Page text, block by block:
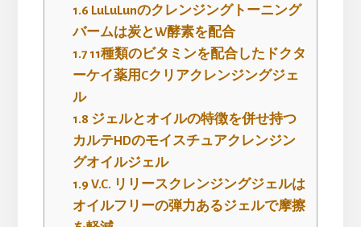
1.6 LuLuLunのクレンジングトーニング
バームは炭とW酵素を配合
1.7 11種類のビタミンを配合したドクタ
ーケイ薬用Cクリアクレンジングジェ
ル
1.8 ジェルとオイルの特徴を併せ持つ
カルテHDのモイスチュアクレンジン
グオイルジェル
1.9V.C. リリースクレンジングジェルは
オイルフリーの弾力あるジェルで摩擦